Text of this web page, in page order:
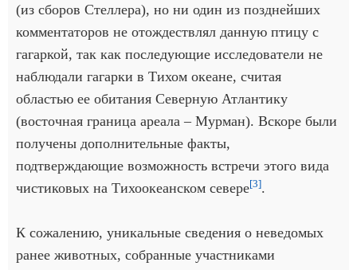
(из сборов Стеллера), но ни один из позднейших
комментаторов не отождествлял данную птицу с
гагаркой, так как последующие исследователи не
наблюдали гагарки в Тихом океане, считая
областью ее обитания Северную Атлантику
(восточная граница ареала – Мурман). Вскоре были
получены дополнительные факты,
подтверждающие возможность встречи этого вида
чистиковых на Тихоокеанском севере[3].
К сожалению, уникальные сведения о неведомых
ранее животных, собранные участниками